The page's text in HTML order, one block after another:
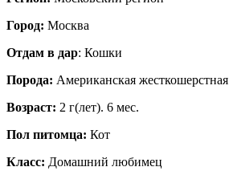
Город: Москва
Отдам в дар: Кошки
Порода: Американская жесткошерстная
Возраст: 2 г(лет). 6 мес.
Пол питомца: Кот
Класс: Домашний любимец